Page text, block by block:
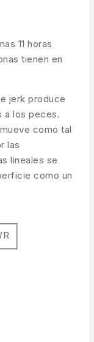
11 horas
tienen en
jerk produce
a los peces.
como tal
las
lineales se
como un